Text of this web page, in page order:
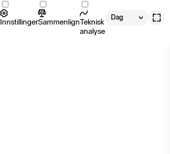
InnstillingerSammenlignTeknisk
analyse
Dag